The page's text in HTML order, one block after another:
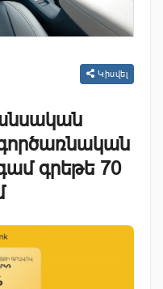
Կիսվել
գրեթե 70